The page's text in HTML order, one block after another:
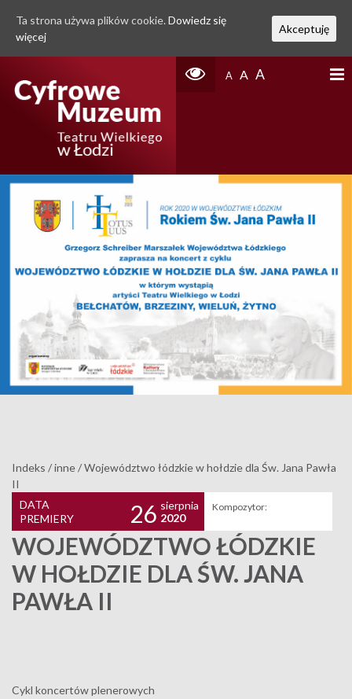
A A A
Indeks /inne/Województwo łódzkie w hołdzie dla Św. Jana Pawła
II
DATA
PREMIERY
26 sierpnia
2020
Kompozytor:
WOJEWÓDZTWO ŁÓDZKIE
W HOŁDZIE DLA ŚW. JANA
PAWŁA II
Cykl koncertów plenerowych
Ta strona używa plików cookie. Dowiedz się
więcej
Akceptuję